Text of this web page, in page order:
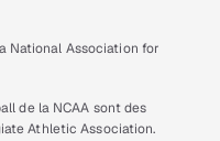
National Association for
de la NCAA sont des
Athletic Association.